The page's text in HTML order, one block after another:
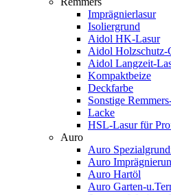
Imprägnierlasur
Isoliergrund
Aidol HK-Lasur
Aidol Holzschutz-
Aidol Langzeit-
Kompaktbeize
Deckfarbe
Sonstige
Lacke
HSL-Lasur für
Auro
Auro
Auro
Auro Hartöl
Auro Garten-